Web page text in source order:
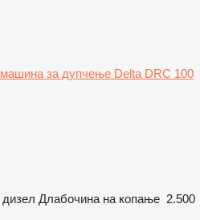
машина за дупчење Delta DRC 100
дизел Длабочина на копање 2.500